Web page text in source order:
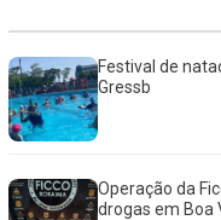
Festival de
Gressb
Operação da
drogas em Boa